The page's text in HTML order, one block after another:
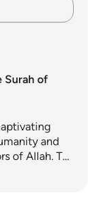
Surah of
and
of Allah. T…